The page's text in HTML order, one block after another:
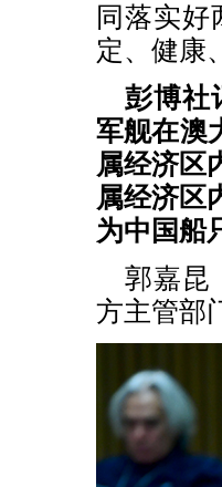
同落实
定、健康
彭博社
军舰在澳
属经济区
属经济区
为中国船
郭嘉昆
方主管部